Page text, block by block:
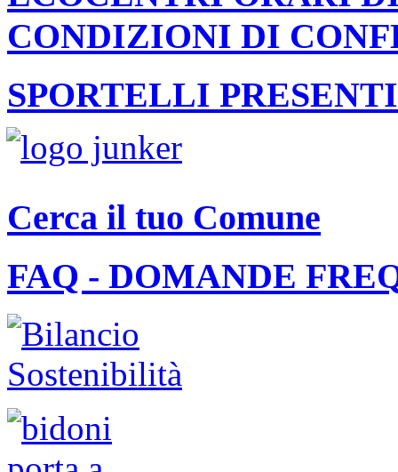
CONDIZIONI DI
SPORTELLI
Cerca il tuo Comune
FAQ - DOMANDE